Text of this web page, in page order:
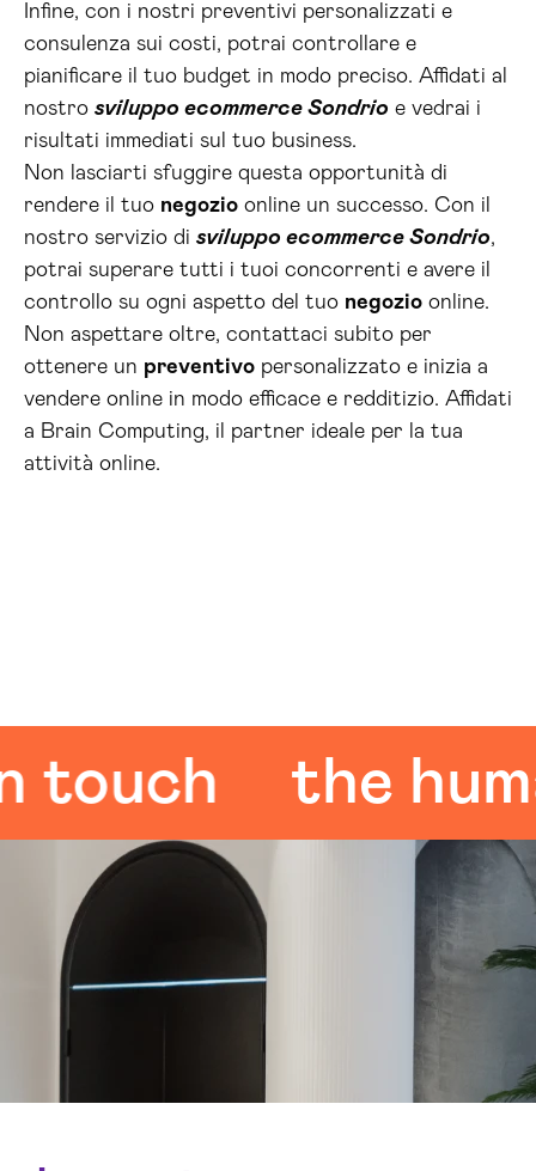
Infine, con i nostri preventivi personalizzati e
consulenza sui costi, potrai controllare e
pianificare il tuo budget in modo preciso. Affidati al
nostro sviluppo ecommerce Sondrio e vedrai i
risultati immediati sul tuo business.
Non lasciarti sfuggire questa opportunità di
rendere il tuo negozio online un successo. Con il
nostro servizio di sviluppo ecommerce Sondrio,
potrai superare tutti i tuoi concorrenti e avere il
controllo su ogni aspetto del tuo negozio online.
Non aspettare oltre, contattaci subito per
ottenere un preventivo personalizzato e inizia a
vendere online in modo efficace e redditizio. Affidati
a Brain Computing, il partner ideale per la tua
attività online.
the human